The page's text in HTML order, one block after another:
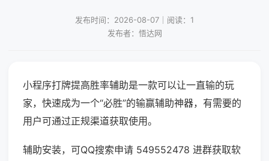
发布时间：2026-08-07｜阅读：1
发布者：悟达网
小程序打牌提高胜率辅助是一款可以让一直输的玩
家，快速成为一个“必胜”的输赢辅助神器，有需要的
用户可通过正规渠道获取使用。
辅助安装，可QQ搜索申请 549552478 进群获取软